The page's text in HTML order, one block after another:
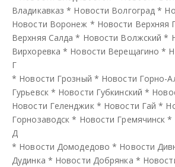
Владикавказ * Новости Волгоград *
Новости Воронеж * Новости Верхняя
Верхняя Салда * Новости Волжский *
Вирхоревка * Новости Верещагино *
Г
* Новости Грозный * Новости Горно-
Гурьевск* Новости Губкинский *
Новости Геленджик* Новости Гай *
Горнозаводск * Новости Гремячинск *
Д
* Новости Домодедово * Новости
Дудинка * Новости Добрянка *